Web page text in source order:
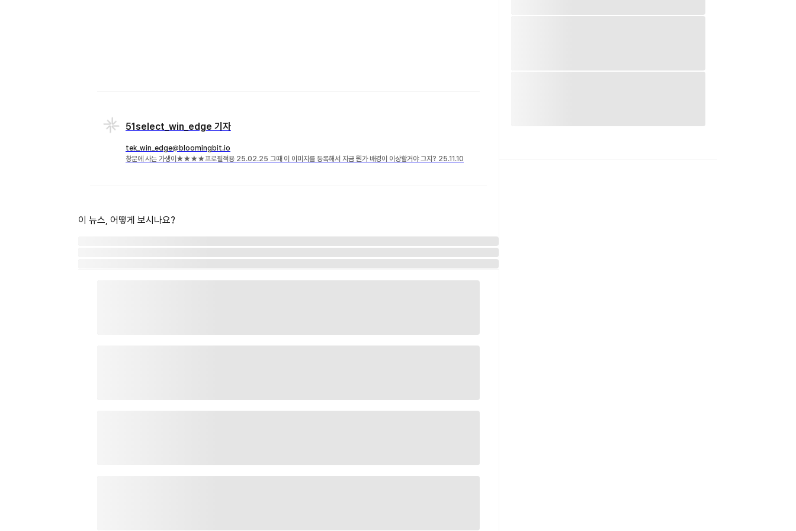
51select_win_edge 기자
tek_win_edge@bloomingbit.io
창문에 사는 가생이★★★★프로필적용 25.02.25 그때 이 이미지를 등록해서 지금 뭔가 배경이 이상할거야 그지? 25.11.10
이 뉴스, 어떻게 보시나요?